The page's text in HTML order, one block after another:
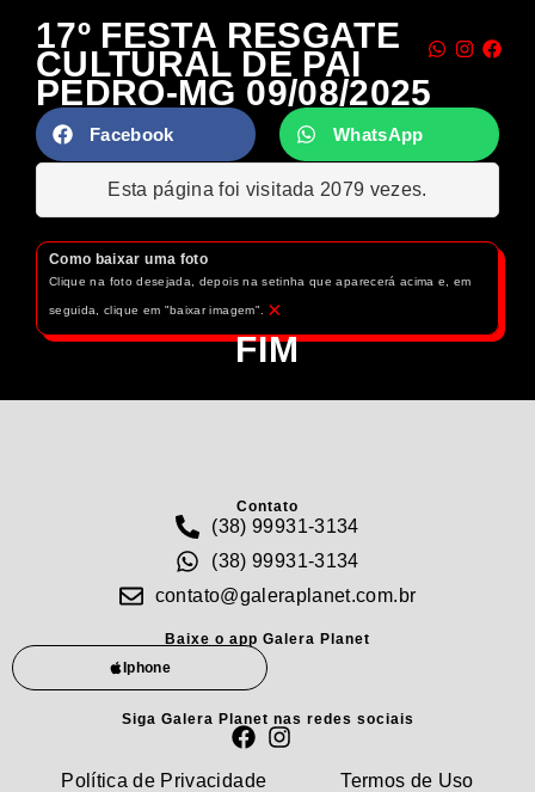
17º FESTA RESGATE
CULTURAL DE PAI
PEDRO-MG 09/08/2025
Facebook WhatsApp
Esta página foi visitada 2079 vezes.
Como baixar uma foto
Clique na foto desejada, depois na setinha que aparecerá acima e, em
seguida, clique em "baixar imagem". ×
FIM
Contato
(38) 99931-3134
(38) 99931-3134
contato@galeraplanet.com.br
Baixe o app Galera Planet
Iphone
Siga Galera Planet nas redes sociais
Política de Privacidade
Termos de Uso